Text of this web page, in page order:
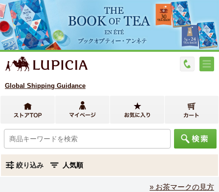
Global Shipping Guidance
絞り込み
» お茶マークの見方